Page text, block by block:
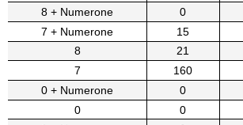
8 + Numerone
0
7 + Numerone
15
8
21
7
160
0 + Numerone
0
0
0